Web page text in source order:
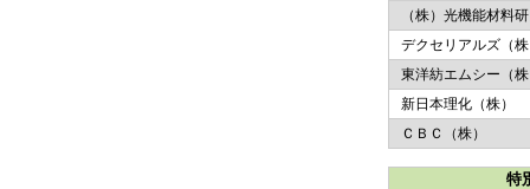
（株）光機能材料
デクセリアルズ（
東洋紡エムシー（
新日本理化（株）
ＣＢＣ（株）
特